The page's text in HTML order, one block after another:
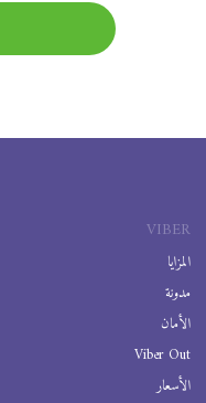
VIBER
المزايا
مدونة
الأمان
Viber Out
الأسعار